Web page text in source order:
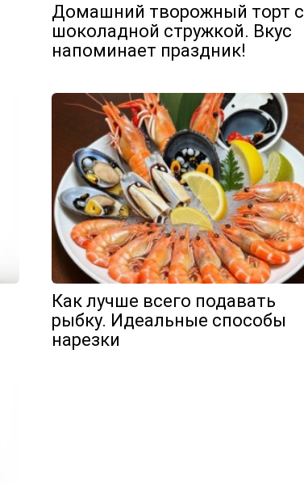
Домашний творожный торт с
шоколадной стружкой. Вкус
напоминает праздник!
Как лучше всего подавать
рыбку. Идеальные способы
нарезки